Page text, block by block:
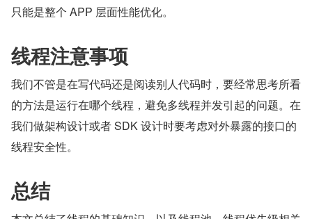
只能是整个 APP 层面性能优化。
线程注意事项
我们不管是在写代码还是阅读别人代码时，要经常思考所看
的方法是运行在哪个线程，避免多线程并发引起的问题。在
我们做架构设计或者 SDK 设计时要考虑对外暴露的接口的
线程安全性。
总结